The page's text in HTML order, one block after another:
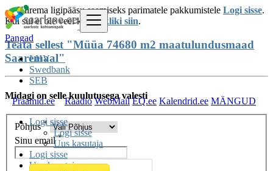
Pangad
LHV
Swedbank
SEB
Praamid.ee
Raadio WebMail EQ.ee Kalendrid.ee MÄNGUD
Logi sisse
Logi sisse
Uus kasutaja
Logi sisse
Uus kasutaja
Kiirema ligipääsu saamiseks parimatele pakkumistele Logi sisse.
Kui sul ei ole veel kontot
kliki siin.
Teata sellest "Müüa 74680 m2 maatulundusmaad
Saaremaal"
Midagi on selle kuulutusega valesti
Põhjus*
Sinu email*